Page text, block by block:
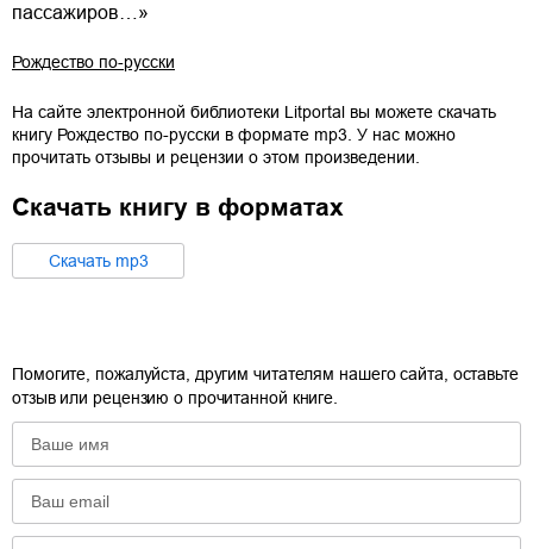
пассажиров…»
Рождество по-русски
На сайте электронной библиотеки Litportal вы можете скачать
книгу Рождество по-русски в формате mp3 . У нас можно
прочитать отзывы и рецензии о этом произведении.
Скачать книгу в форматах
Cкачать mp3
Помогите, пожалуйста, другим читателям нашего сайта, оставьте
отзыв или рецензию о прочитанной книге.